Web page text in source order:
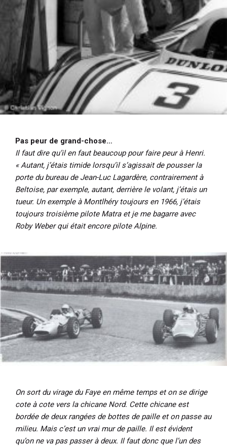
Pas peur de grand-chose…
Il faut dire qu’il en faut beaucoup pour faire peur à Henri.
« Autant, j’étais timide lorsqu’il s’agissait de pousser la
porte du bureau de Jean-Luc Lagardère, contrairement à
Beltoise, par exemple, autant, derrière le volant, j’étais un
tueur. Un exemple à Montlhéry toujours en 1966, j’étais
toujours troisième pilote Matra et je me bagarre avec
Roby Weber qui était encore pilote Alpine.
On sort du virage du Faye en même temps et on se dirige
cote à cote vers la chicane Nord. Cette chicane est
bordée de deux rangées de bottes de paille et on passe au
milieu. Mais c’est un vrai mur de paille. Il est évident
qu’on ne va pas passer à deux. Il faut donc que l’un des